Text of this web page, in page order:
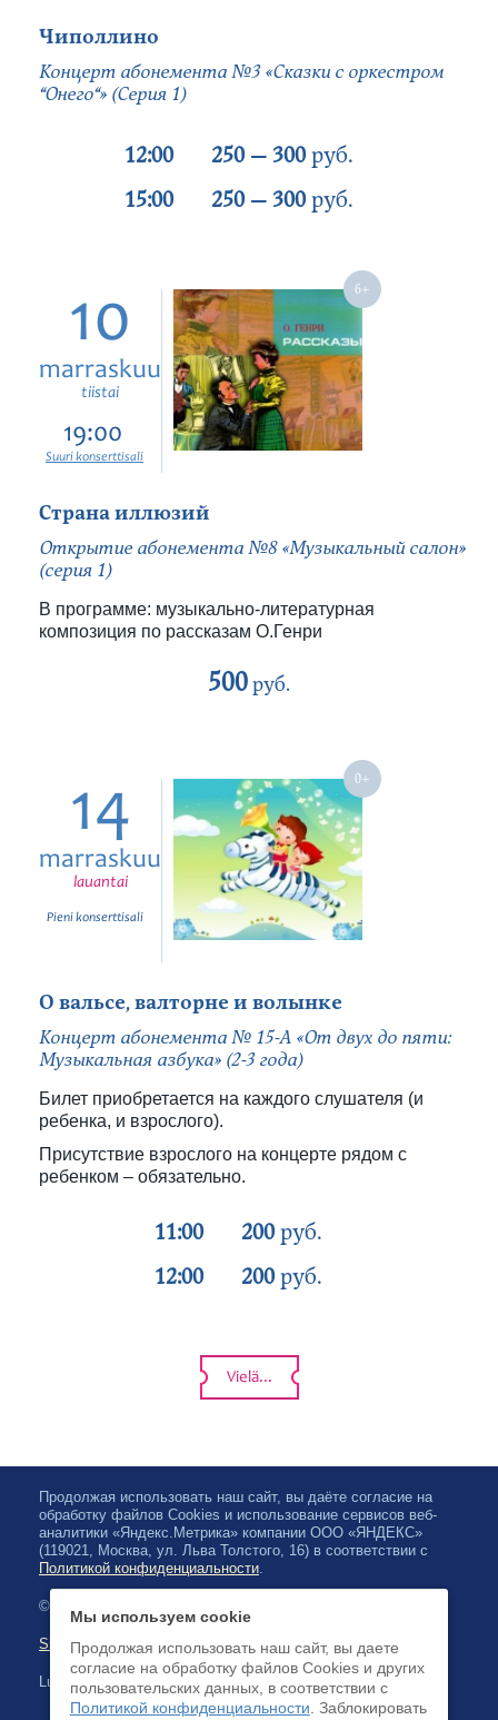
Чиполлино
Концерт абонемента №3 «Сказки с оркестром
“Онего“» (Серия 1)
12:00 250 — 300руб.
15:00
250 — 300руб.
10
marraskuu
tiistai
19:00
Suuri konserttisali
Страна иллюзий
Открытие абонемента №8 «Музыкальный салон»
(серия 1)
В программе: музыкально-литературная
композиция по рассказам О.Генри
500руб.
14
marraskuu
lauantai
Pieni konserttisali
О вальсе, валторне и волынке
Концерт абонемента № 15-А «От двух до пяти:
Музыкальная азбука» (2-3 года)
Билет приобретается на каждого слушателя (и
ребенка, и взрослого).
Присутствие взрослого на концерте рядом с
ребенком – обязательно.
11:00 200руб.
12:00
200руб.
Vielä...
Продолжая использовать наш сайт, вы даёте согласие на
обработку файлов Cookies и использование сервисов веб-
аналитики «Яндекс.Метрика» компании ООО «ЯНДЕКС»
(119021, Москва, ул. Льва Толстого, 16) в соответствии с
Политикой конфиденциальности
© 2026, Karjalan valtionfilharmonia
Sivuston kartta
Luottokortilla maksaminen on saatavilla
Мы используем cookie
Продолжая использовать наш сайт, вы даете
согласие на обработку файлов Cookies и других
пользовательских данных, в соответствии с
Политикой конфиденциальности . Заблокировать